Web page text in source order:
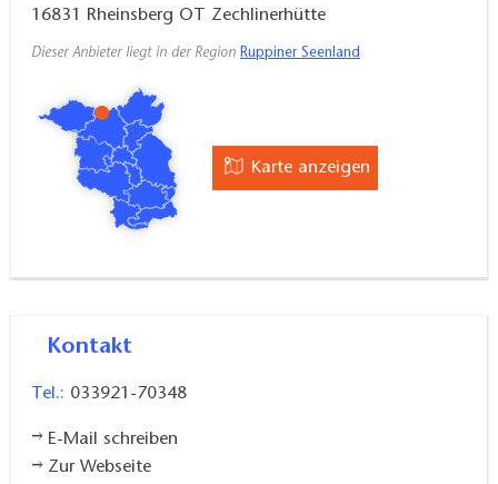
16831 Rheinsberg OT Zechlinerhütte
Dieser Anbieter liegt in der Region Ruppiner Seenland
Karte anzeigen
Kontakt
Tel.: 033921-70348
E-Mail schreiben
Zur Webseite